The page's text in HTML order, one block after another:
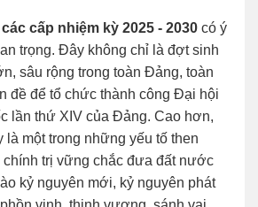
cấp nhiệm kỳ 2025 - 2030 có ý
trọng. Đây không chỉ là đợt sinh
sâu rộng trong toàn Đảng, toàn
đề để tổ chức thành công Đại hội
lần thứ XIV của Đảng. Cao hơn,
là một trong những yếu tố then
chính trị vững chắc đưa đất nước
kỷ nguyên mới, kỷ nguyên phát